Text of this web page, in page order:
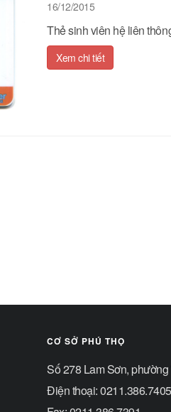
16/12/2015
Thẻ sinh viên hệ liên
Xem chi tiết
CƠ SỞ PHÚ THỌ
Số 278 Lam Sơn,
Điện thoại: 0211.386.7405